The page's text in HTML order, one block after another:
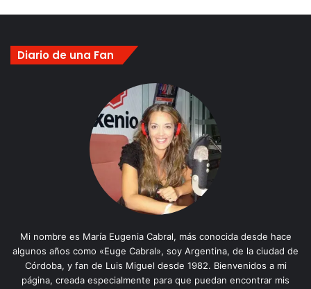
Diario de una Fan
Mi nombre es María Eugenia Cabral, más conocida desde hace
algunos años como «Euge Cabral», soy Argentina, de la ciudad de
Córdoba, y fan de Luis Miguel desde 1982. Bienvenidos a mi
página, creada especialmente para que puedan encontrar mis